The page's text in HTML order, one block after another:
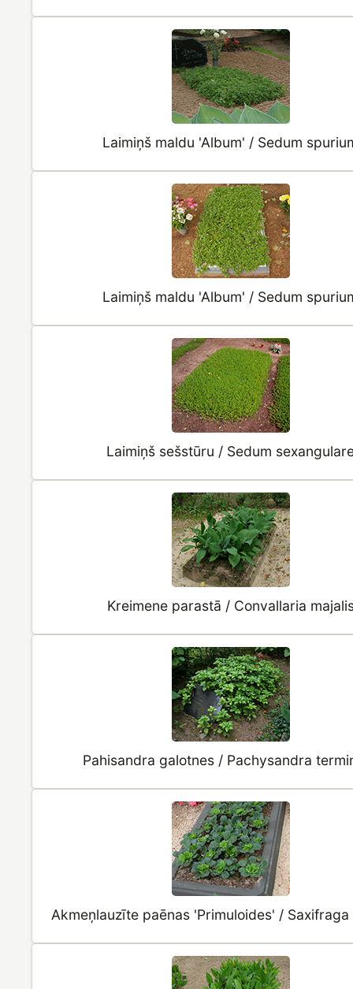
Laimiņš maldu 'Album' / Sedum
Laimiņš maldu 'Album' / Sedum
Laimiņš sešstūru / Sedum
Kreimene parastā / Convallaria
Pahisandra galotnes / Pachysandra
Akmeņlauzīte paēnas 'Primuloides' /